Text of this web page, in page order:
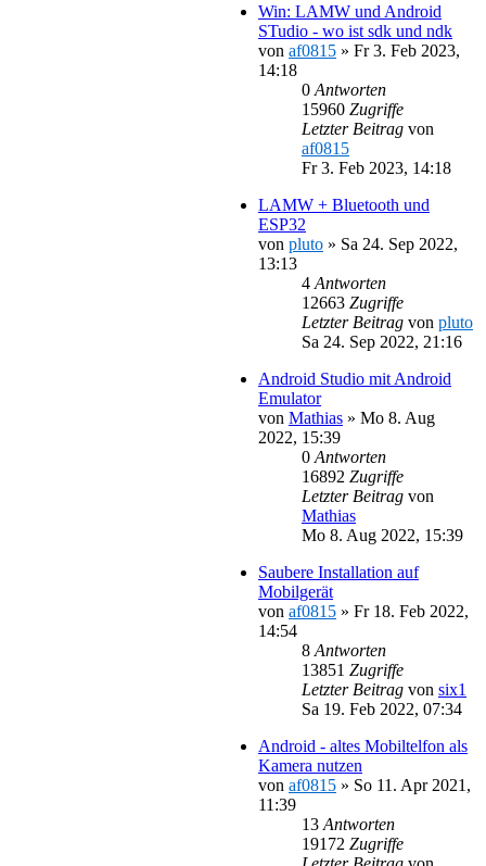
Win: LAMW und Android
STudio - wo ist sdk und ndk
von af0815 » Fr 3. Feb 2023,
14:18
0 Antworten
15960 Zugriffe
Letzter Beitrag von
af0815
Fr 3. Feb 2023, 14:18
LAMW + Bluetooth und
ESP32
von pluto » Sa 24. Sep 2022,
13:13
4 Antworten
12663 Zugriffe
Letzter Beitrag von pluto
Sa 24. Sep 2022, 21:16
Android Studio mit Android
Emulator
von Mathias » Mo 8. Aug
2022, 15:39
0 Antworten
16892 Zugriffe
Letzter Beitrag von
Mathias
Mo 8. Aug 2022, 15:39
Saubere Installation auf
Mobilgerät
von af0815 » Fr 18. Feb 2022,
14:54
8 Antworten
13851 Zugriffe
Letzter Beitrag von six1
Sa 19. Feb 2022, 07:34
Android - altes Mobiltelfon als
Kamera nutzen
von af0815 » So 11. Apr 2021,
11:39
13 Antworten
19172 Zugriffe